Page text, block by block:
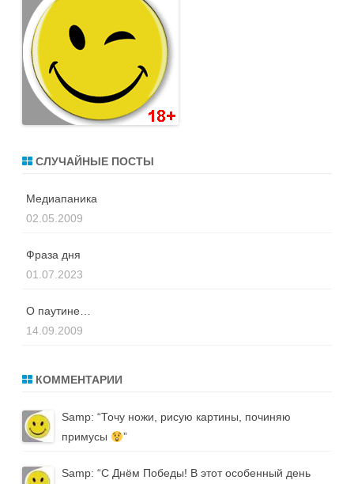
СЛУЧАЙНЫЕ ПОСТЫ
Медиапаника
02.05.2009
Фраза дня
01.07.2023
О паутине…
14.09.2009
КОММЕНТАРИИ
Samp: “Точу ножи, рисую картины, починяю
примусы
”
Samp: “С Днём Победы! В этот особенный день